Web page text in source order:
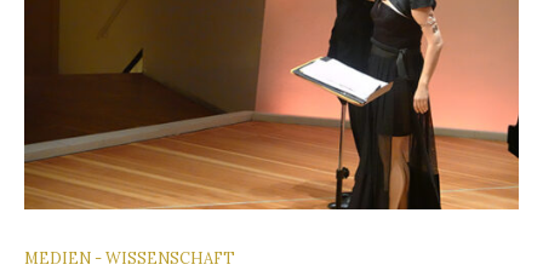
MEDIEN - WISSENSCHAFT